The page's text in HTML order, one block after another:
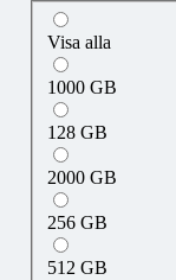
Visa alla
1000 GB
128 GB
2000 GB
256 GB
512 GB